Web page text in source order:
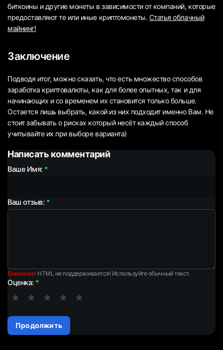
биткоины и другие монеты в зависимости от компаний, которые
предоставляют те или иные криптомонеты. Статья облачный
майнинг!
Заключение
Подводя итог, можно сказать, что есть множество способов
заработка криптовалюты, как для более опытных, так и для
начинающих и со временем их становится только больше.
Остается лишь выбрать, какой из них подходит именно Вам. Не
стоит забывать о рисках который несёт каждый способ
учитывайте их при выборе варианта)
Написать комментарий
Ваше Имя:
Ваш отзыв:
Внимание:HTML не поддерживается! Используйте обычный текст.
Оценка:
Продолжить